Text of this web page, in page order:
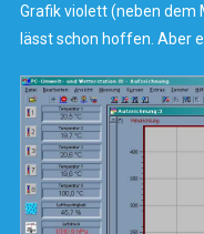
Grafik violett (neben dem
lässt schon hoffen. Aber